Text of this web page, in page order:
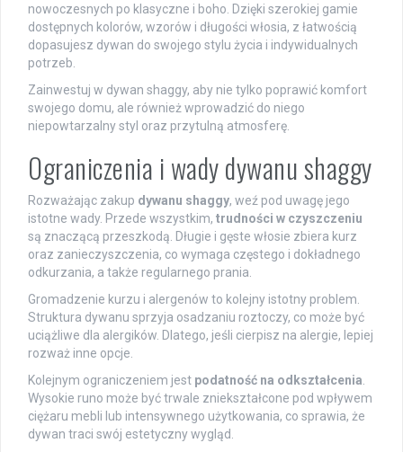
nowoczesnych po klasyczne i boho. Dzięki szerokiej gamie
dostępnych kolorów, wzorów i długości włosia, z łatwością
dopasujesz dywan do swojego stylu życia i indywidualnych
potrzeb.
Zainwestuj w dywan shaggy, aby nie tylko poprawić komfort
swojego domu, ale również wprowadzić do niego
niepowtarzalny styl oraz przytulną atmosferę.
Ograniczenia i wady dywanu shaggy
Rozważając zakup dywanu shaggy, weź pod uwagę jego
istotne wady. Przede wszystkim, trudności w czyszczeniu
są znaczącą przeszkodą. Długie i gęste włosie zbiera kurz
oraz zanieczyszczenia, co wymaga częstego i dokładnego
odkurzania, a także regularnego prania.
Gromadzenie kurzu i alergenów to kolejny istotny problem.
Struktura dywanu sprzyja osadzaniu roztoczy, co może być
uciążliwe dla alergików. Dlatego, jeśli cierpisz na alergie, lepiej
rozważ inne opcje.
Kolejnym ograniczeniem jest podatność na odkształcenia
Wysokie runo może być trwale zniekształcone pod wpływem
ciężaru mebli lub intensywnego użytkowania, co sprawia, że
dywan traci swój estetyczny wygląd.